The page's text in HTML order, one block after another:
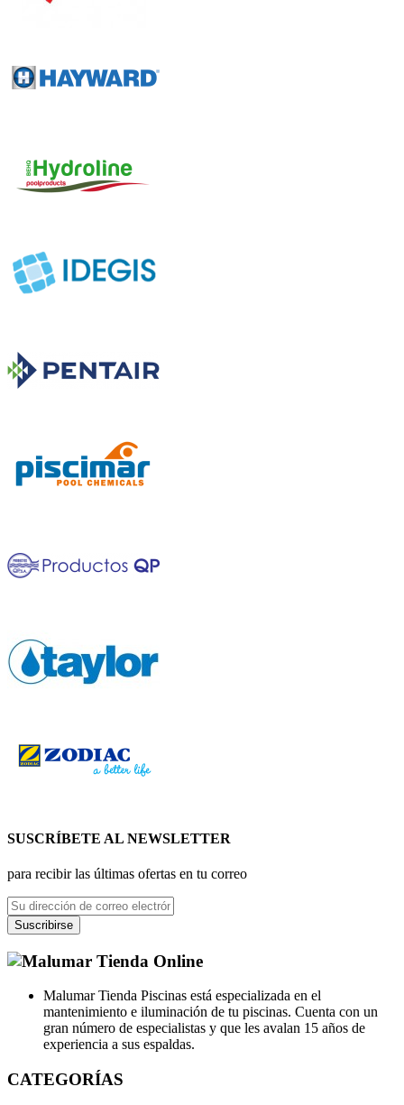
SUSCRÍBETE AL NEWSLETTER
para recibir las últimas ofertas en tu correo
Suscribirse
Malumar Tienda Piscinas está especializada en el
mantenimiento e iluminación de tu piscinas. Cuenta con un
gran número de especialistas y que les avalan 15 años de
experiencia a sus espaldas.
CATEGORÍAS